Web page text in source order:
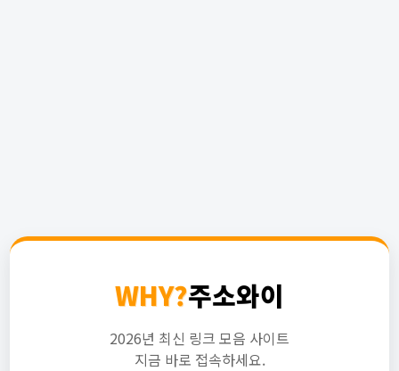
WHY?주소와이
2026년 최신 링크 모음 사이트
지금 바로 접속하세요.